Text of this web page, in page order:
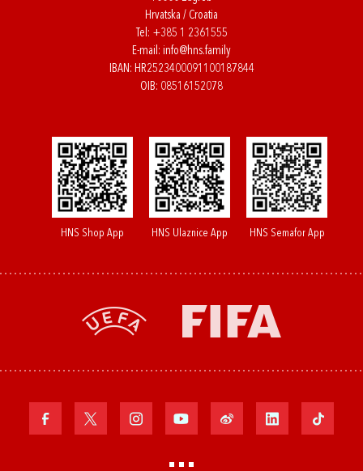
Hrvatska / Croatia
Tel: +385 1 2361555
E-mail: info@hns.family
IBAN: HR2523400091100187844
OIB: 08516152078
HNS Shop App HNS Ulaznice App HNS Semafor App